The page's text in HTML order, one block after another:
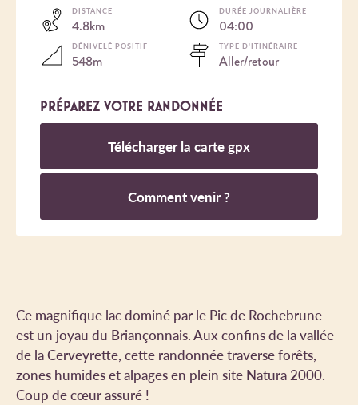
Ce magnifique lac dominé par le Pic de Rochebrune
est un joyau du Briançonnais. Aux confins de la vallée
de la Cerveyrette, cette randonnée traverse forêts,
zones humides et alpages en plein site Natura 2000.
Coup de cœur assuré !
DISTANCE
4.8km
DURÉE JOURNALIÈRE
04:00
DÉNIVELÉ POSITIF
548m
TYPE D'ITINÉRAIRE
Aller/retour
PRÉPAREZ VOTRE RANDONNÉE
Télécharger la carte gpx
Comment venir ?